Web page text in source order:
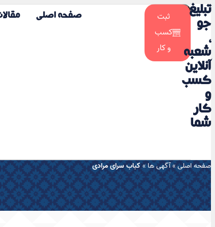
تبلیغ
جو
،
شعبه
آنلاین
کسب
و
کار
شما
ثبت
کسب
و کار
صفحه اصلی
صفحه اصلی»آگهی ها»کباب سرای مرادی